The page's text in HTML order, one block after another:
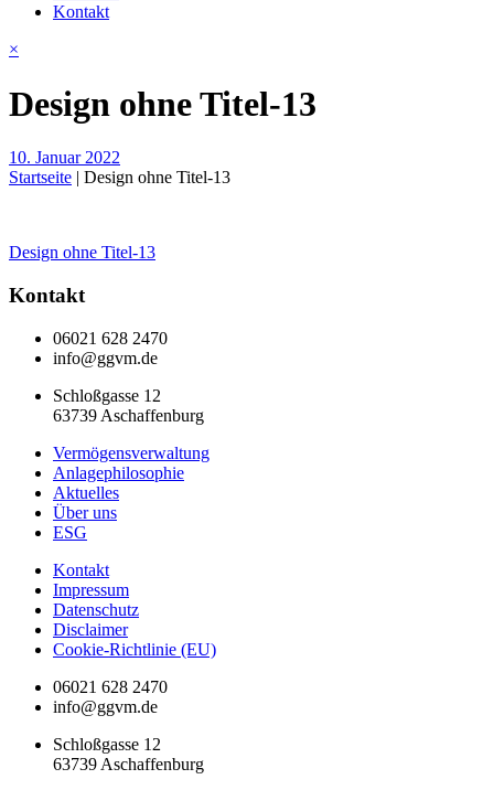
Kontakt
×
Design ohne Titel-13
10. Januar 2022
Startseite | Design ohne Titel-13
Beitragsnavigation
Design ohne Titel-13
Kontakt
06021 628 2470
info@ggvm.de
Schloßgasse 12
63739 Aschaffenburg
Vermögensverwaltung
Anlagephilosophie
Aktuelles
Über uns
ESG
Kontakt
Impressum
Datenschutz
Disclaimer
Cookie-Richtlinie (EU)
06021 628 2470
info@ggvm.de
Schloßgasse 12
63739 Aschaffenburg